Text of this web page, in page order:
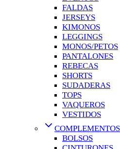
FALDAS
JERSEYS
KIMONOS
LEGGINGS
MONOS/PETOS
PANTALONES
REBECAS
SHORTS
SUDADERAS
TOPS
VAQUEROS
VESTIDOS
COMPLEMENTOS
BOLSOS